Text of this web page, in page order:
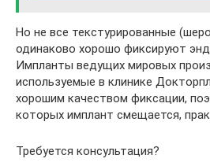
Но не все текстурированные
одинаково хорошо фиксируют
Импланты ведущих мировых
используемые в клинике
хорошим качеством фиксации,
которых имплант смещается,
Требуется консультация?